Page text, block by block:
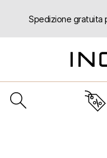
Spedizione gratuita